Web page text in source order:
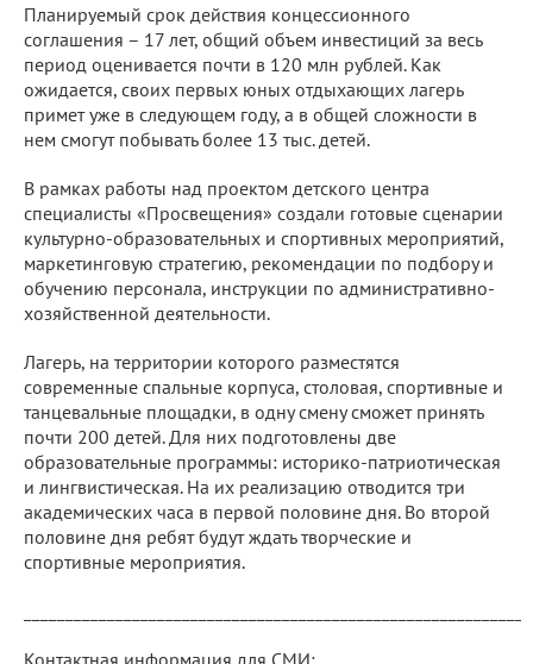
Планируемый срок действия концессионного
соглашения – 17 лет, общий объем инвестиций за весь
период оценивается почти в 120 млн рублей. Как
ожидается, своих первых юных отдыхающих лагерь
примет уже в следующем году, а в общей сложности в
нем смогут побывать более 13 тыс. детей.
В рамках работы над проектом детского центра
специалисты «Просвещения» создали готовые сценарии
культурно-образовательных и спортивных мероприятий,
маркетинговую стратегию, рекомендации по подбору и
обучению персонала, инструкции по административно-
хозяйственной деятельности.
Лагерь, на территории которого разместятся
современные спальные корпуса, столовая, спортивные и
танцевальные площадки, в одну смену сможет принять
почти 200 детей. Для них подготовлены две
образовательные программы: историко-патриотическая
и лингвистическая. На их реализацию отводится три
академических часа в первой половине дня. Во второй
половине дня ребят будут ждать творческие и
спортивные мероприятия.
Контактная информация для СМИ: